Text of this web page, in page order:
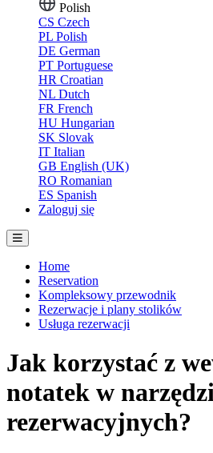
Polish
CS Czech
PL Polish
DE German
PT Portuguese
HR Croatian
NL Dutch
FR French
HU Hungarian
SK Slovak
IT Italian
GB English (UK)
RO Romanian
ES Spanish
Zaloguj się
Home
Reservation
Kompleksowy przewodnik
Rezerwacje i plany stolików
Usługa rezerwacji
Jak korzystać z
notatek w
rezerwacyjnych?